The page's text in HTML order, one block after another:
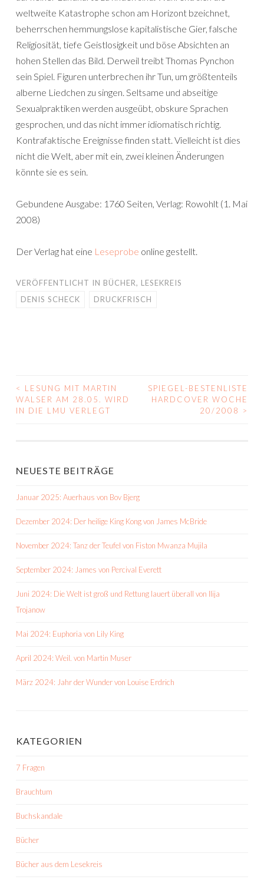
weltweite Katastrophe schon am Horizont bzeichnet,
beherrschen hemmungslose kapitalistische Gier, falsche
Religiosität, tiefe Geistlosigkeit und böse Absichten an
hohen Stellen das Bild. Derweil treibt Thomas Pynchon
sein Spiel. Figuren unterbrechen ihr Tun, um größtenteils
alberne Liedchen zu singen. Seltsame und abseitige
Sexualpraktiken werden ausgeübt, obskure Sprachen
gesprochen, und das nicht immer idiomatisch richtig.
Kontrafaktische Ereignisse finden statt. Vielleicht ist dies
nicht die Welt, aber mit ein, zwei kleinen Änderungen
könnte sie es sein.
Gebundene Ausgabe: 1760 Seiten, Verlag: Rowohlt (1. Mai
2008)
Der Verlag hat eine Leseprobe online gestellt.
VERÖFFENTLICHT IN BÜCHER, LESEKREIS
DENIS SCHECK
DRUCKFRISCH
BEITRAGS-
NAVIGATION
<
LESUNG MIT MARTIN
WALSER AM 28.05. WIRD
IN DIE LMU VERLEGT
SPIEGEL-BESTENLISTE
HARDCOVER WOCHE
20/2008
>
NEUESTE BEITRÄGE
Januar 2025: Auerhaus von Bov Bjerg
Dezember 2024: Der heilige King Kong von James McBride
November 2024: Tanz der Teufel von Fiston Mwanza Mujila
September 2024: James von Percival Everett
Juni 2024: Die Welt ist groß und Rettung lauert überall von Ilija
Trojanow
Mai 2024: Euphoria von Lily King
April 2024: Weil. von Martin Muser
März 2024: Jahr der Wunder von Louise Erdrich
KATEGORIEN
7 Fragen
Brauchtum
Buchskandale
Bücher
Bücher aus dem Lesekreis